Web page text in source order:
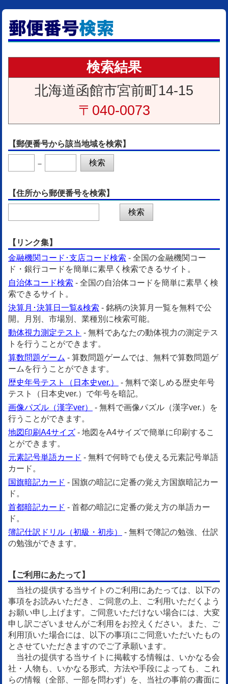
検索結果
北海道函館市宮前町14-15
〒040-0073
【郵便番号から該当地域を検索】
－
【住所から郵便番号を検索】
【リンク集】
金融機関コード･支店コード検索 - 全国の金融機関コー
ド・銀行コードを簡単に素早く検索できるサイト。
自治体コード検索 - 全国の自治体コードを簡単に素早く検
索できるサイト。
決算月･決算日一覧&検索 - 銘柄の決算月一覧を無料で公
開。月別、市場別、業種別に検索可能。
動体視力測定テスト - 無料であなたの動体視力の測定テス
トを行うことができます。
算数問題ゲーム - 算数問題ゲームでは、無料で算数問題ゲ
ームを行うことができます。
歴史年号テスト（日本史ver.）
- 無料で楽しめる歴史年号
テスト（日本史ver.）で年号を暗記。
画像パズル（漢字ver）
- 無料で画像パズル（漢字ver.）を
行うことができます。
地図印刷A4サイズ - 地図をA4サイズで簡単に印刷するこ
とができます。
元素記号単語カード - 無料で何時でも使える元素記号単語
カード。
国旗暗記カード - 国旗の暗記に定番の覚え方国旗暗記カー
ド。
首都暗記カード - 首都の暗記に定番の覚え方の単語カー
ド。
簿記仕訳ドリル（初級・初歩）
- 無料で簿記の勉強、仕訳
の勉強ができます。
【ご利用にあたって】
当社の提供する当サイトのご利用にあたっては、以下の
事項をお読みいただき、ご同意の上、ご利用いただくよう
お願い申し上げます。ご同意いただけない場合には、大変
申し訳ございませんがご利用をお控えください。また、ご
利用頂いた場合には、以下の事項にご同意いただいたもの
とさせていただきますのでご了承願います。
当社の提供する当サイトに掲載する情報は、いかなる会
社・人物も、いかなる形式、方法や手段によっても、これ
らの情報（全部、一部を問わず）を、当社の事前の書面に